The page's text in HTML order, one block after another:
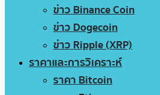
ข่าว Binance Coin
ข่าว Dogecoin
ข่าว Ripple (XRP)
ราคาและการวิเคราะห์
ราคา Bitcoin